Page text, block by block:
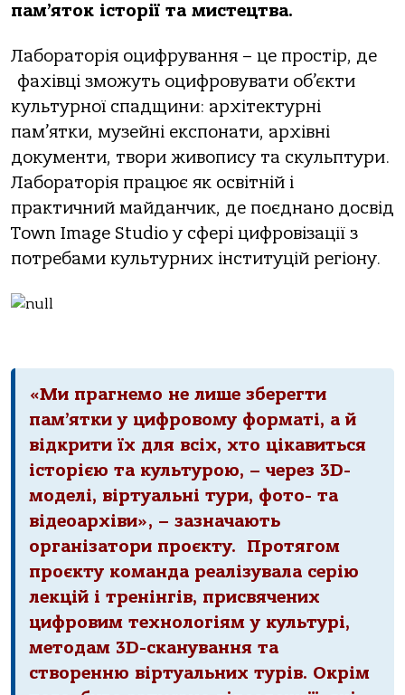
пам’яток історії та мистецтва.
Лабораторія оцифрування – це простір, де
фахівці зможуть оцифровувати об’єкти
культурної спадщини: архітектурні
пам’ятки, музейні експонати, архівні
документи, твори живопису та скульптури.
Лабораторія працює як освітній і
практичний майданчик, де поєднано досвід
Town Image Studio у сфері цифровізації з
потребами культурних інституцій регіону.
«Ми прагнемо не лише зберегти
пам’ятки у цифровому форматі, а й
відкрити їх для всіх, хто цікавиться
історією та культурою, – через 3D-
моделі, віртуальні тури, фото- та
відеоархіви», – зазначають
організатори проєкту. Протягом
проєкту команда реалізувала серію
лекцій і тренінгів, присвячених
цифровим технологіям у культурі,
методам 3D-сканування та
створенню віртуальних турів. Окрім